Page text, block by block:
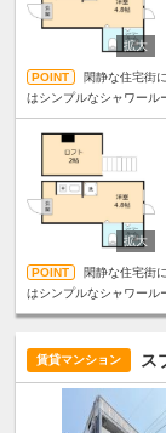
閑静な住宅街
はシンプルなシャワール
閑静な住宅街
はシンプルなシャワール
賃貸マンション ス